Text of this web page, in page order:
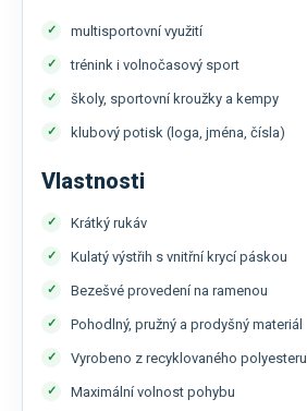
multisportovní využití
trénink i volnočasový sport
školy, sportovní kroužky a kempy
klubový potisk (loga, jména, čísla)
Vlastnosti
Krátký rukáv
Kulatý výstřih s vnitřní krycí páskou
Bezešvé provedení na ramenou
Pohodlný, pružný a prodyšný materiál
Vyrobeno z recyklovaného polyesteru
Maximální volnost pohybu